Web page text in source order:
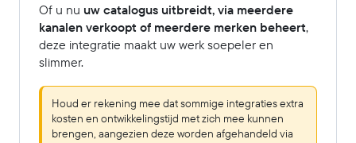
Of u nu uw catalogus uitbreidt, via meerdere
kanalen verkoopt of meerdere merken beheert,
deze integratie maakt uw werk soepeler en
slimmer.
Houd er rekening mee dat sommige integraties extra
kosten en ontwikkelingstijd met zich mee kunnen
brengen, aangezien deze worden afgehandeld via